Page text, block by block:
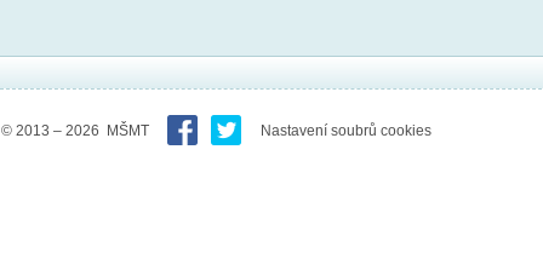
© 2013 – 2026 MŠMT Nastavení soubrů cookies